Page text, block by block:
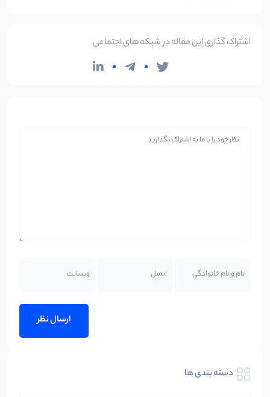
اشتراک گذاری این مقاله در شبکه های اجتماعی
دسته بندی ها